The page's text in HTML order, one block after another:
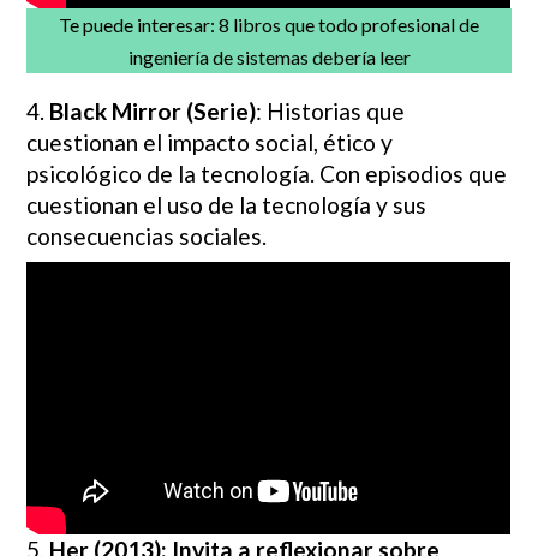
Te puede interesar: 8 libros que todo profesional de
ingeniería de sistemas debería leer
4. Black Mirror (Serie): Historias que
cuestionan el impacto social, ético y
psicológico de la tecnología. Con episodios que
cuestionan el uso de la tecnología y sus
consecuencias sociales.
5. Her (2013): Invita a reflexionar sobre